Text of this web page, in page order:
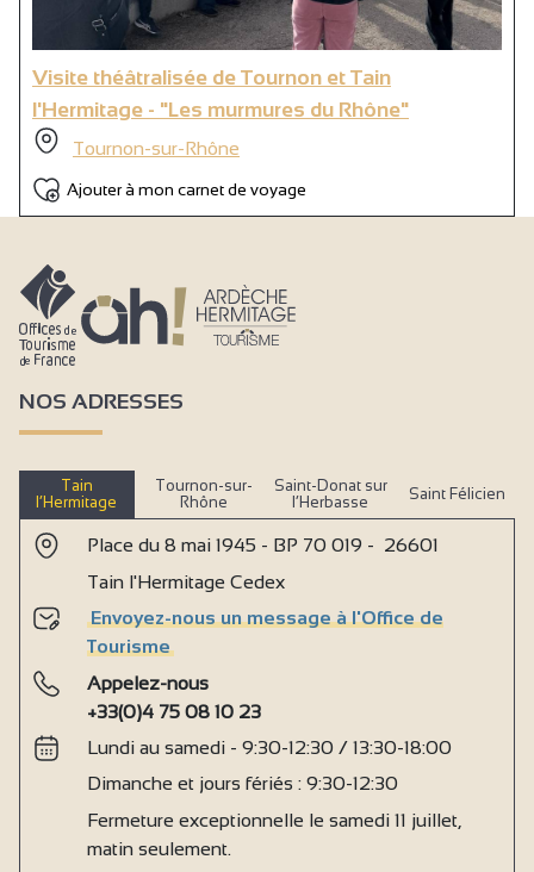
Visite théâtralisée de Tournon et Tain
l'Hermitage - "Les murmures du Rhône"
Tournon-sur-Rhône
Ajouter à mon carnet de voyage
NOS ADRESSES
Tain
l’Hermitage
Tournon-sur-
Rhône
Saint-Donat sur
l’Herbasse
Saint Félicien
Place du 8 mai 1945 - BP 70 019 - 26601
Tain l'Hermitage Cedex
Envoyez-nous un message à l'Office de
Tourisme
Appelez-nous
+33(0)4 75 08 10 23
Lundi au samedi - 9:30-12:30 / 13:30-18:00
Dimanche et jours fériés : 9:30-12:30
Fermeture exceptionnelle le samedi 11 juillet,
matin seulement.